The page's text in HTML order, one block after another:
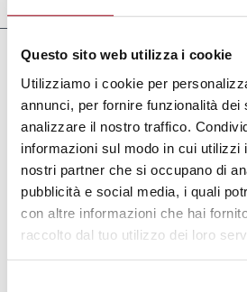
Questo sito web utilizza i cookie
Utilizziamo i cookie per
annunci, per fornire funzionalità dei
analizzare il nostro traffico.
informazioni sul modo in cui utilizzi
nostri partner che si occupano di
pubblicità e social media, i quali
con altre informazioni che hai
raccolto dal tuo utilizzo dei loro
Links
Court of Justice of the
(CJEU)
Read also
Committee of Ministers of the